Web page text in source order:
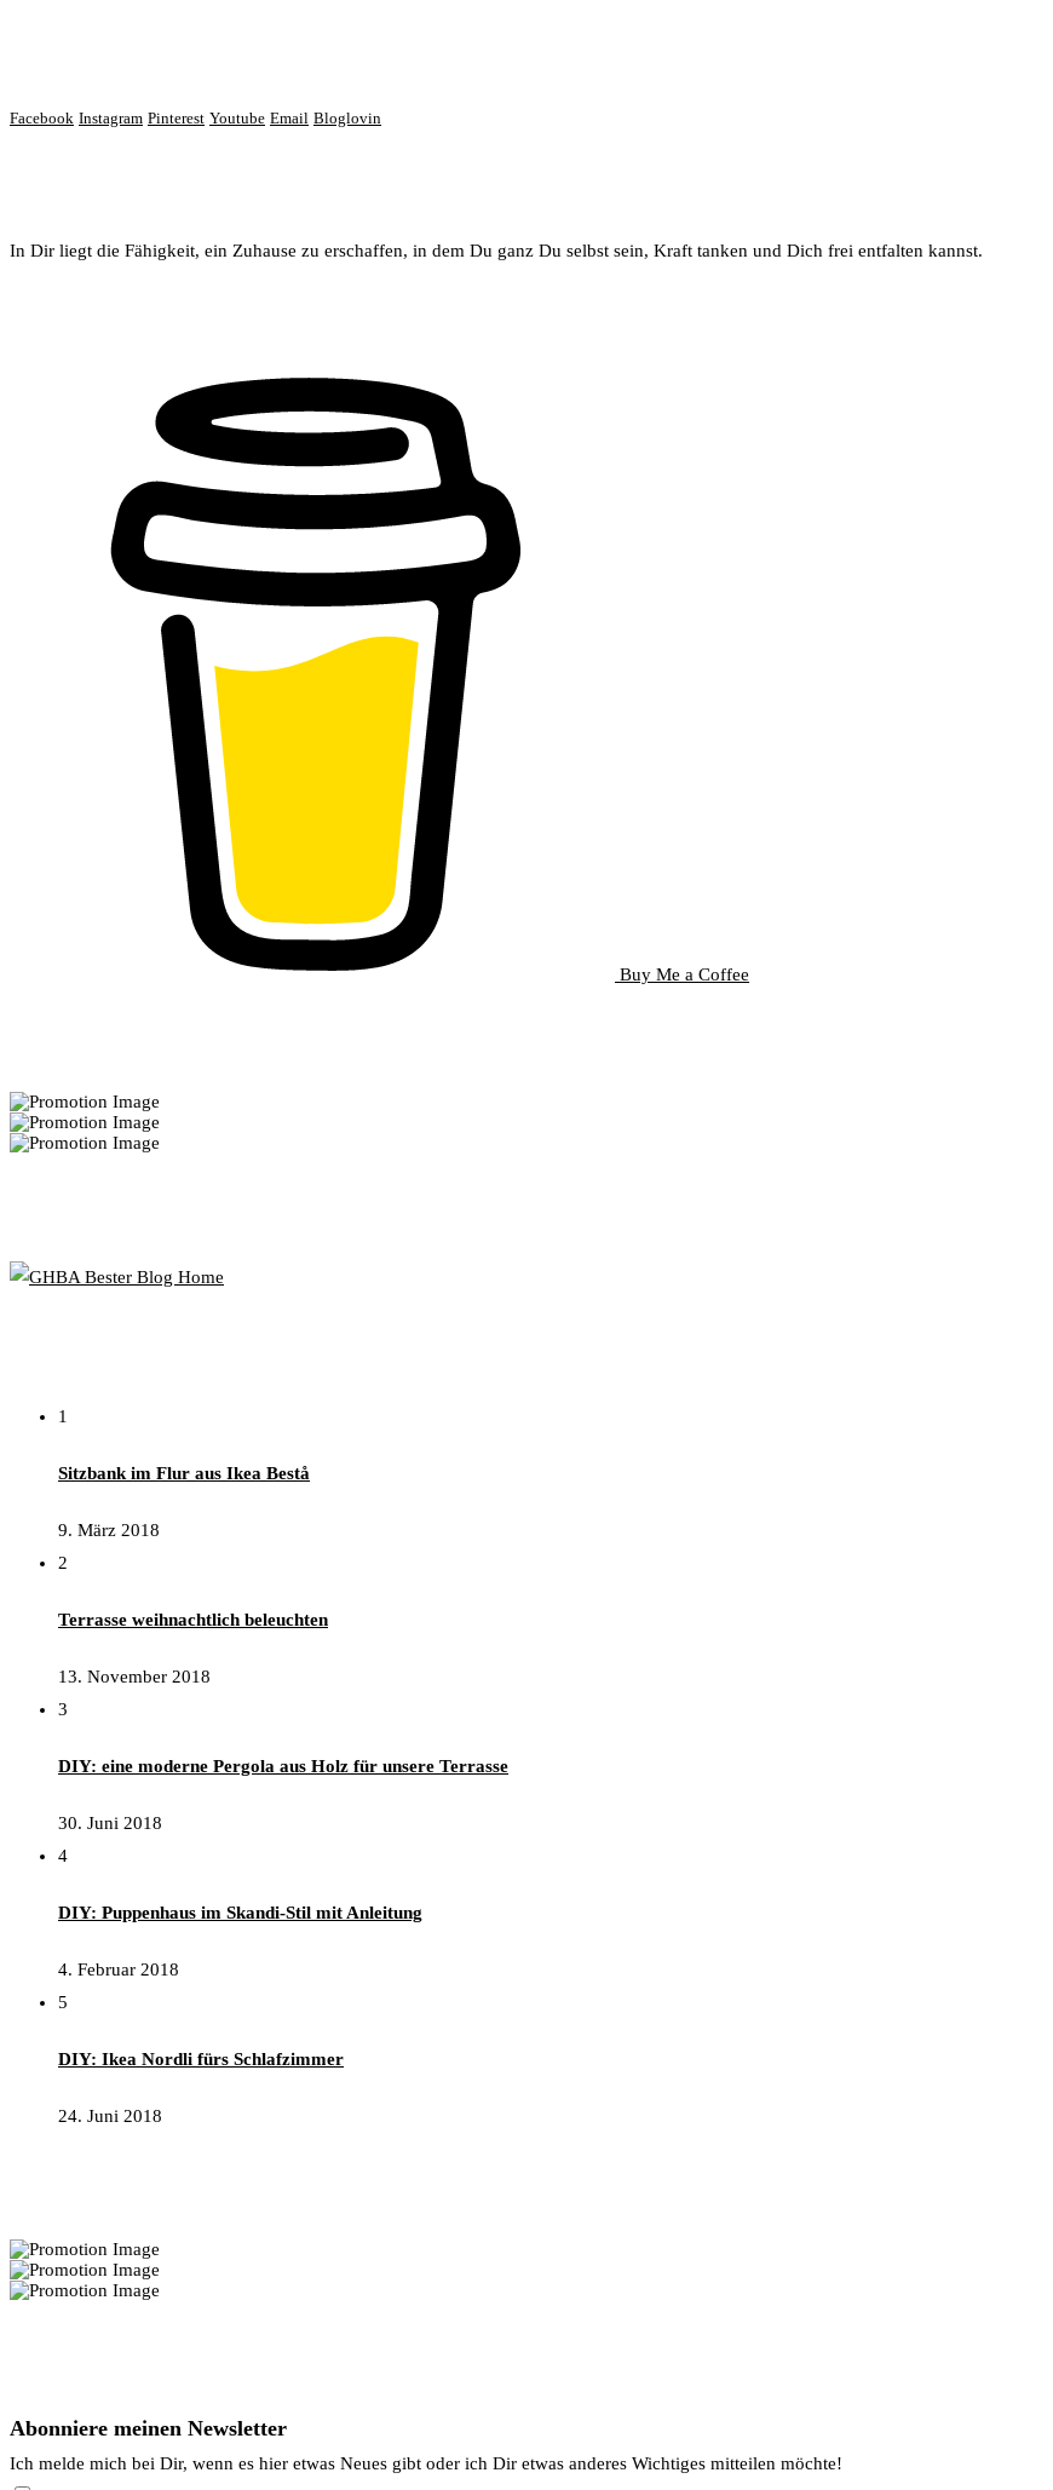
Facebook Instagram Pinterest Youtube Email Bloglovin
In Dir liegt die Fähigkeit, ein Zuhause zu erschaffen, in dem Du ganz Du selbst sein, Kraft tanken und Dich frei entfalten kannst.
Buy Me a Coffee
1
Sitzbank im Flur aus Ikea Bestå
9. März 2018
2
Terrasse weihnachtlich beleuchten
13. November 2018
3
DIY: eine moderne Pergola aus Holz für unsere Terrasse
30. Juni 2018
4
DIY: Puppenhaus im Skandi-Stil mit Anleitung
4. Februar 2018
5
DIY: Ikea Nordli fürs Schlafzimmer
24. Juni 2018
Abonniere meinen Newsletter
Ich melde mich bei Dir, wenn es hier etwas Neues gibt oder ich Dir etwas anderes Wichtiges mitteilen möchte!